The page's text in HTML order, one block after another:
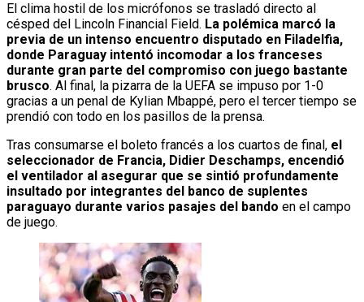
El clima hostil de los micrófonos se trasladó directo al
césped del Lincoln Financial Field. La polémica marcó la
previa de un intenso encuentro disputado en Filadelfia,
donde Paraguay intentó incomodar a los franceses
durante gran parte del compromiso con juego bastante
brusco. Al final, la pizarra de la UEFA se impuso por 1-0
gracias a un penal de Kylian Mbappé, pero el tercer tiempo se
prendió con todo en los pasillos de la prensa.
Tras consumarse el boleto francés a los cuartos de final, el
seleccionador de Francia, Didier Deschamps, encendió
el ventilador al asegurar que se sintió profundamente
insultado por integrantes del banco de suplentes
paraguayo durante varios pasajes del bando en el campo
de juego.